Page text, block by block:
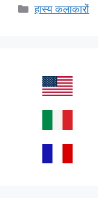
Categories
हास्य कलाकारों